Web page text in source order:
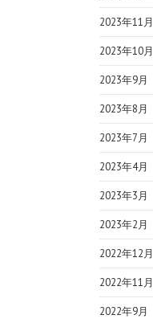
2023年11月
2023年10月
2023年9月
2023年8月
2023年7月
2023年4月
2023年3月
2023年2月
2022年12月
2022年11月
2022年9月